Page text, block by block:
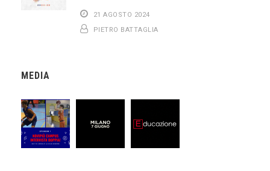
21 AGOSTO 2024
PIETRO BATTAGLIA
MEDIA